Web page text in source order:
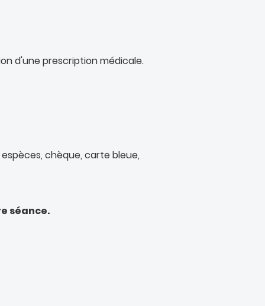
d'une prescription médicale.
chèque, carte bleue,
séance.